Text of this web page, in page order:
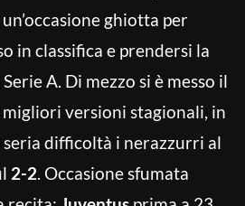
ghiotta per
in classifica e prendersi la
A. Di mezzo si è messo il
migliori versioni stagionali, in
difficoltà i nerazzurri al
2-2. Occasione sfumata